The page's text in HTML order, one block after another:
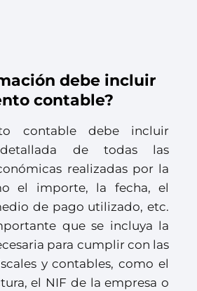
debe incluir
contable?
contable debe incluir
de todas las
realizadas por la
el importe, la fecha, el
de pago utilizado, etc.
que se incluya la
para cumplir con las
y contables, como el
el NIF de la empresa o